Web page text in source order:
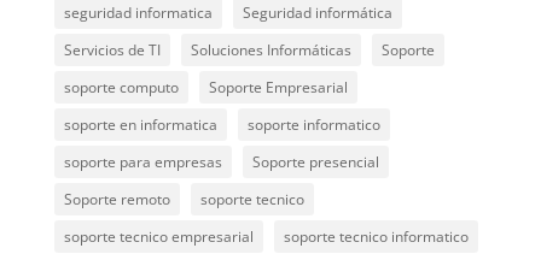
seguridad informatica
Seguridad informática
Servicios de TI
Soluciones Informáticas
Soporte
soporte computo
Soporte Empresarial
soporte en informatica
soporte informatico
soporte para empresas
Soporte presencial
Soporte remoto
soporte tecnico
soporte tecnico empresarial
soporte tecnico informatico